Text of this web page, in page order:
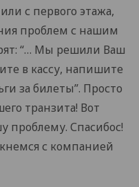
с первого этажа,
проблем с нашим
“… Мы решили Ваш
в кассу, напишите
за билеты”. Просто
транзита! Вот
проблему. Спасибос!
с компанией